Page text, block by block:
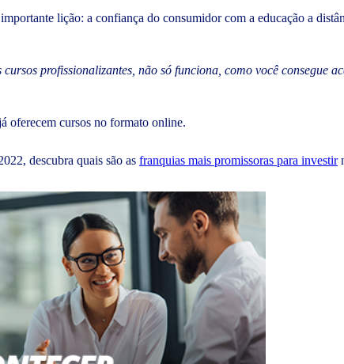
lição: a confiança do consumidor com a educação a
profissionalizantes, não só funciona, como você consegue
oferecem cursos no formato online.
descubra quais são as franquias mais promissoras para investir